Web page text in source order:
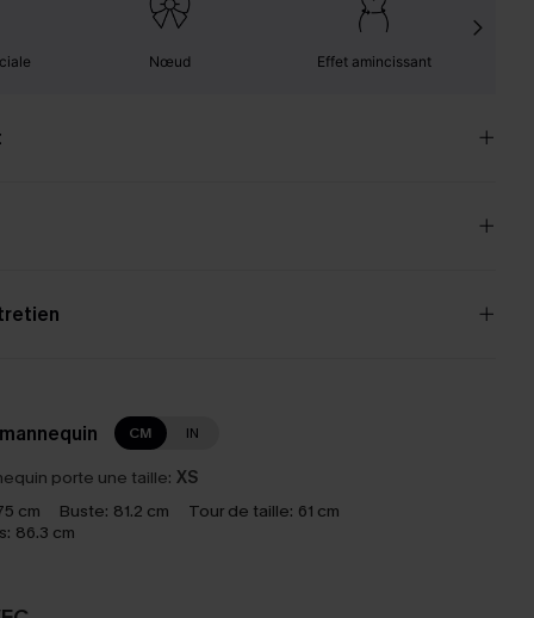
Nœud Effet amincissant
CM IN
porte une taille: XS
cm Buste: 81.2 cm Tour de taille: 61 cm
86.3 cm